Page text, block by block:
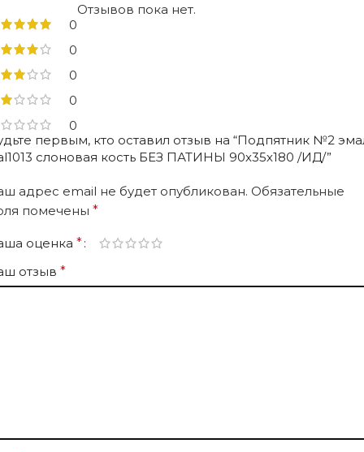
0
0
0
0
0
Отзывов пока нет.
первым, кто оставил отзыв на “Подпятник №2
слоновая кость БЕЗ ПАТИНЫ 90х35х180 /ИД/”
адрес email не будет опубликован. Обязательные
помечены*
оценка*
отзыв*